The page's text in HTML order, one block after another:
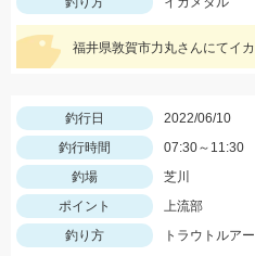
釣行日
2022/06/10
釣行時間
07:30～11:30
釣場
芝川
ポイント
上流部
釣り方
トラウトルアー